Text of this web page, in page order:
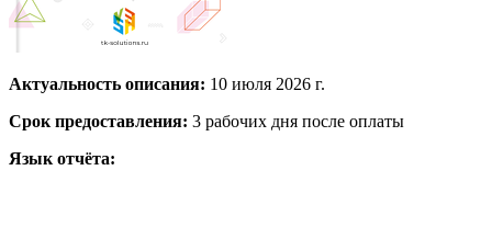
Актуальность описания: 10 июля 2026 г.
Срок предоставления: 3 рабочих дня после оплаты
Язык отчёта: